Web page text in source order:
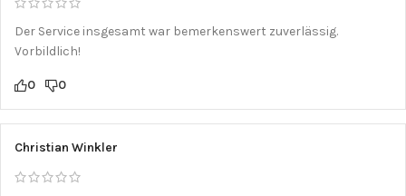
Der Service insgesamt war bemerkenswert zuverlässig.
Vorbildlich!
0 0
Christian Winkler